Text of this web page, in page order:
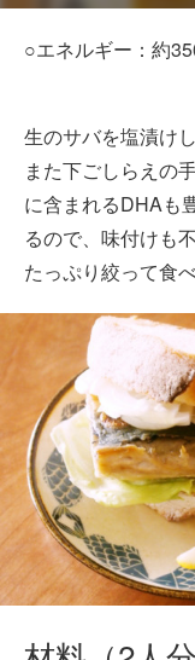
○エネルギー：約
生のサバを塩漬け
また下ごしらえの
に含まれるDHAも
るので、味付けも
たっぷり絞って食